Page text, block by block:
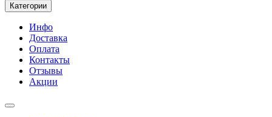
Категории
Инфо
Доставка
Оплата
Контакты
Отзывы
Акции